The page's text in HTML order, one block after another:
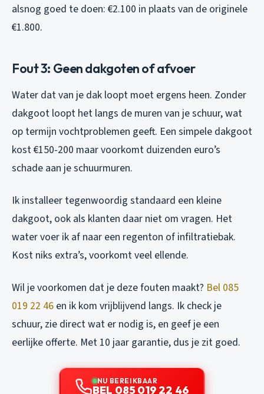
alsnog goed te doen: €2.100 in plaats van de originele
€1.800.
Fout 3: Geen dakgoten of afvoer
Water dat van je dak loopt moet ergens heen. Zonder
dakgoot loopt het langs de muren van je schuur, wat
op termijn vochtproblemen geeft. Een simpele dakgoot
kost €150-200 maar voorkomt duizenden euro’s
schade aan je schuurmuren.
Ik installeer tegenwoordig standaard een kleine
dakgoot, ook als klanten daar niet om vragen. Het
water voer ik af naar een regenton of infiltratiebak.
Kost niks extra’s, voorkomt veel ellende.
Wil je voorkomen dat je deze fouten maakt? Bel 085
019 22 46 en ik kom vrijblijvend langs. Ik check je
schuur, zie direct wat er nodig is, en geef je een
eerlijke offerte. Met 10 jaar garantie, dus je zit goed.
NU BEREIKBAAR
BEL 085 019 22 46